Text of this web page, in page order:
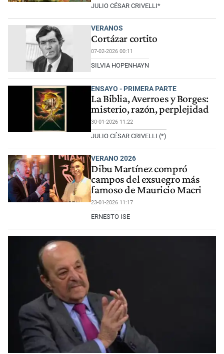
JULIO CÉSAR CRIVELLI*
VERANOS
Cortázar cortito
07-02-2026 00:11
SILVIA HOPENHAYN
ENSAYO - PRIMERA PARTE
La Biblia, Averroes y Borges:
misterio, razón, perplejidad
30-01-2026 11:22
JULIO CÉSAR CRIVELLI (*)
VERANO 2026
Dibu Martínez compró
campos del exsuegro más
famoso de Mauricio Macri
23-01-2026 11:17
ERNESTO ISE